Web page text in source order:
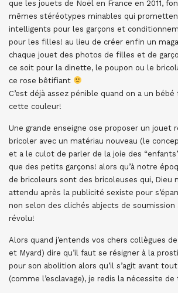
que les jouets de Noël en France en 2011,
mêmes stéréotypes minables qui
intelligents pour les garçons et
pour les filles! au lieu de créer enfin un
chaque jouet des photos de filles et de
ce soit pour la dinette, le poupon ou le
ce rose bêtifiant
C’est déjà assez pénible quand on a un bébé
cette couleur!
Une grande enseigne ose proposer un jouet
bricoler avec un matériau nouveau (le
et a le culot de parler de la joie des
que des petits garçons! alors qu’à notre
de bricoleurs sont des bricoleuses qui, Dieu
attendu après la publicité sexiste pour
non selon des clichés abjects de soumission
révolu!
Alors quand j’entends vos chers collègues
et Myard) dire qu’il faut se résigner à la
pour son abolition alors qu’il s’agit avant
(comme l’esclavage), je redis la nécessite